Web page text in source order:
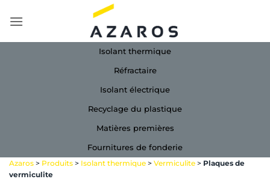
au
Isolant thermique
Réfractaire
Isolant électrique
Recyclage du plastique
Matières premières
Fournitures de fonderie
Azaros > Produits > Isolant thermique > Vermiculite > Plaques de
vermiculite